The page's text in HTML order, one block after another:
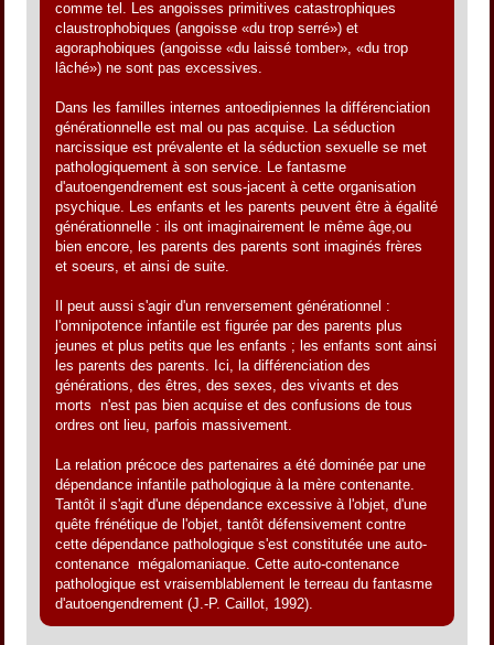
comme tel. Les angoisses primitives catastrophiques
claustrophobiques (angoisse «du trop serré») et
agoraphobiques (angoisse «du laissé tomber», «du trop
lâché») ne sont pas excessives.
Dans les familles internes antoedipiennes la différenciation
générationnelle est mal ou pas acquise. La séduction
narcissique est prévalente et la séduction sexuelle se met
pathologiquement à son service. Le fantasme
d'autoengendrement est sous-jacent à cette organisation
psychique. Les enfants et les parents peuvent être à égalité
générationnelle : ils ont imaginairement le même âge,ou
bien encore, les parents des parents sont imaginés frères
et soeurs, et ainsi de suite.
Il peut aussi s'agir d'un renversement générationnel :
l'omnipotence infantile est figurée par des parents plus
jeunes et plus petits que les enfants ; les enfants sont ainsi
les parents des parents. Ici, la différenciation des
générations, des êtres, des sexes, des vivants et des
morts n'est pas bien acquise et des confusions de tous
ordres ont lieu, parfois massivement.
La relation précoce des partenaires a été dominée par une
dépendance infantile pathologique à la mère contenante.
Tantôt il s'agit d'une dépendance excessive à l'objet, d'une
quête frénétique de l'objet, tantôt défensivement contre
cette dépendance pathologique s'est constitutée une auto-
contenance mégalomaniaque. Cette auto-contenance
pathologique est vraisemblablement le terreau du fantasme
d'autoengendrement (J.-P. Caillot, 1992).